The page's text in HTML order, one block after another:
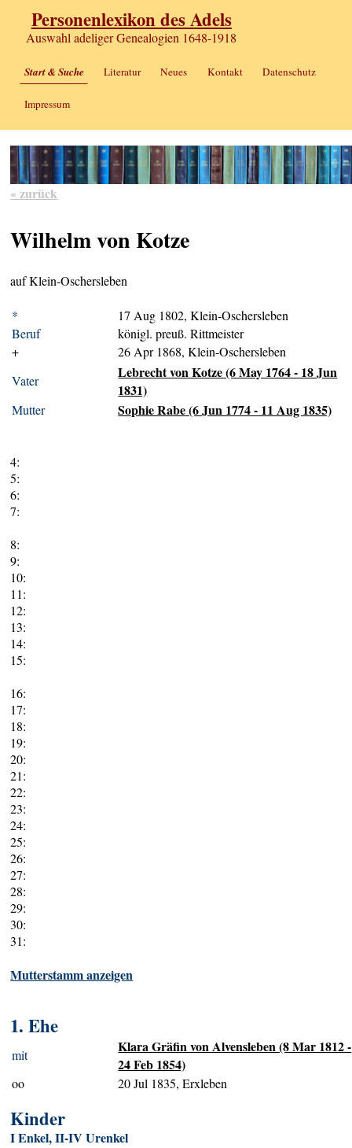
Personenlexikon des Adels
Auswahl adeliger Genealogien 1648-1918
Start & Suche Literatur Neues Kontakt Datenschutz
Impressum
« zurück
Wilhelm von Kotze
auf Klein-Oschersleben
*
17 Aug 1802, Klein-Oschersleben
Beruf
königl. preuß. Rittmeister
+
26 Apr 1868, Klein-Oschersleben
Vater
Lebrecht von Kotze (6 May 1764 - 18 Jun
1831)
Mutter Sophie Rabe (6 Jun 1774 - 11 Aug 1835)
4:
5:
6:
7:
8:
9:
10:
11:
12:
13:
14:
15:
16:
17:
18:
19:
20:
21:
22:
23:
24:
25:
26:
27:
28:
29:
30:
31:
Mutterstamm anzeigen
1. Ehe
mit
Klara Gräfin von Alvensleben (8 Mar 1812 -
24 Feb 1854)
oo 20 Jul 1835, Erxleben
Kinder
I Enkel, II-IV Urenkel